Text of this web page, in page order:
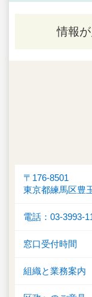
情報
〒176-8501
東京都練馬区豊
電話：03-3993-
窓口受付時間
組織と業務案内